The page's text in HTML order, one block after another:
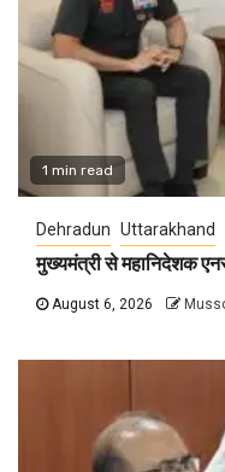
1 min read
Dehradun Uttarakhand
मुख्यमंत्री से महानिदेशक
August 6, 2026